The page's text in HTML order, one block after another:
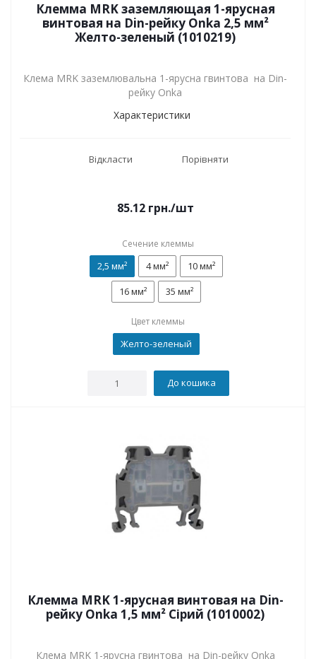
Клемма MRK заземляющая 1-ярусная
винтовая на Din-рейку Onka 2,5 мм²
Желто-зеленый (1010219)
Клема MRK заземлювальна 1-ярусна гвинтова на Din-
рейку Onka
Характеристики
Відкласти Порівняти
85.12 грн./шт
Сечение клеммы
2,5 мм² 4 мм²
10 мм²
16 мм²
35 мм²
Цвет клеммы
Желто-зеленый
До кошика
Клемма MRK 1-ярусная винтовая на Din-
рейку Onka 1,5 мм² Сірий (1010002)
Клема MRK 1-ярусна гвинтова на Din-рейку Onka